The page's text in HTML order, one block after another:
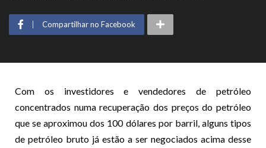
Compartilhar no Facebook
Com os investidores e vendedores de petróleo
concentrados numa recuperação dos preços do petróleo
que se aproximou dos 100 dólares por barril, alguns tipos
de petróleo bruto já estão a ser negociados acima desse